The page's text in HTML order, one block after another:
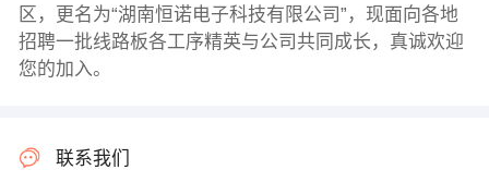
区，更名为“湖南恒诺电子科技有限公司”，现面向各地
招聘一批线路板各工序精英与公司共同成长，真诚欢迎
您的加入。
联系我们